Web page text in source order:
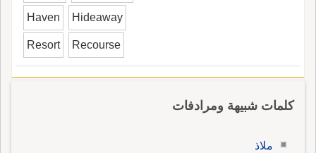
Haven Hideaway
Resort Recourse
كلمات شبيهة ومرادفات
ملاذ